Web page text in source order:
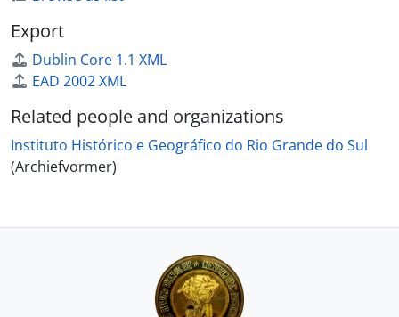
Export
Dublin Core 1.1 XML
EAD 2002 XML
Related people and organizations
Instituto Histórico e Geográfico do Rio Grande do Sul
(Archiefvormer)